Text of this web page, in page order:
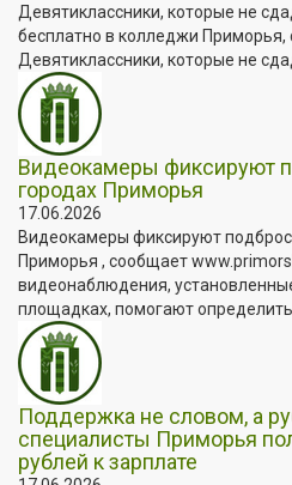
Девятиклассники, которые не
бесплатно в колледжи
Девятиклассники, которые не
Видеокамеры фиксируют
городах Приморья
17.06.2026
Видеокамеры фиксируют
Приморья , сообщает
видеонаблюдения,
площадках, помогают определить
Поддержка не словом, а
специалисты Приморья
рублей к зарплате